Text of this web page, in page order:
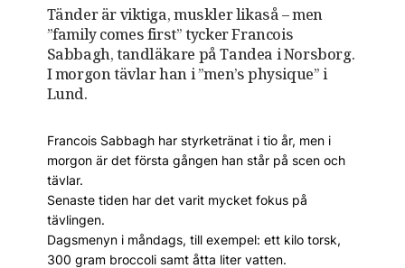
Tänder är viktiga, muskler likaså – men
”family comes first” tycker Francois
Sabbagh, tandläkare på Tandea i Norsborg.
I morgon tävlar han i ”men’s physique” i
Lund.
Francois Sabbagh har styrketränat i tio år, men i
morgon är det första gången han står på scen och
tävlar.
Senaste tiden har det varit mycket fokus på
tävlingen.
Dagsmenyn i måndags, till exempel: ett kilo torsk,
300 gram broccoli samt åtta liter vatten.